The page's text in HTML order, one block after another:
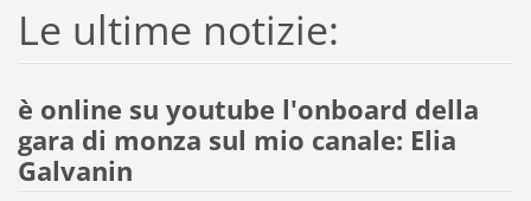
Le ultime notizie:
è online su youtube l'onboard della
gara di monza sul mio canale: Elia
Galvanin